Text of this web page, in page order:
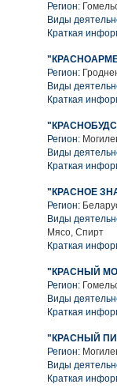
Регион:
Виды
Краткая
Регион:
Виды
Краткая
Регион:
Виды
Краткая
"КРАСНОЕ
Регион:
Виды
Мясо, Спирт
Краткая
"КРАСНЫЙ
Регион:
Виды
Краткая
"КРАСНЫЙ
Регион:
Виды
Краткая